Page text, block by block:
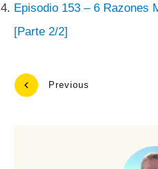
Episodio 153 – 6 Razones
[Parte 2/2]
Previous